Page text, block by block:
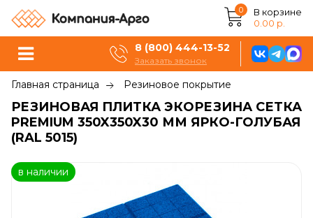
0
В корзине
0.00 р.
8 (800) 444-13-52
Заказать звонок
Главная страница Резиновое покрытие
РЕЗИНОВАЯ ПЛИТКА ЭКОРЕЗИНА СЕТКА
PREMIUM 350X350X30 ММ ЯРКО-ГОЛУБАЯ
(RAL 5015)
в наличии